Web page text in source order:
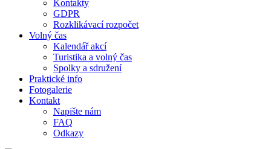
Kontakty
GDPR
Rozklikávací rozpočet
Volný čas
Kalendář akcí
Turistika a volný čas
Spolky a sdružení
Praktické info
Fotogalerie
Kontakt
Napište nám
FAQ
Odkazy